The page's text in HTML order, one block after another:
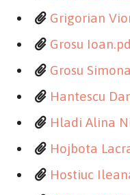
Grigorian
Grosu
Grosu
Hantescu
Hladi Alina
Hojbota
Hostiuc